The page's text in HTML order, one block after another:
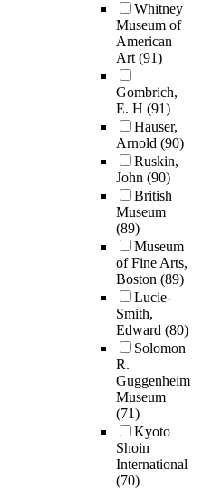
Whitney
Museum of
American
Art(91)
Gombrich,
E. H (91)
Hauser,
Arnold (90)
Ruskin,
John (90)
British
Museum
(89)
Museum
of Fine Arts,
Boston (89)
Lucie-
Smith,
Edward (80)
Solomon
R.
Guggenheim
Museum
(71)
Kyoto
Shoin
International
(70)